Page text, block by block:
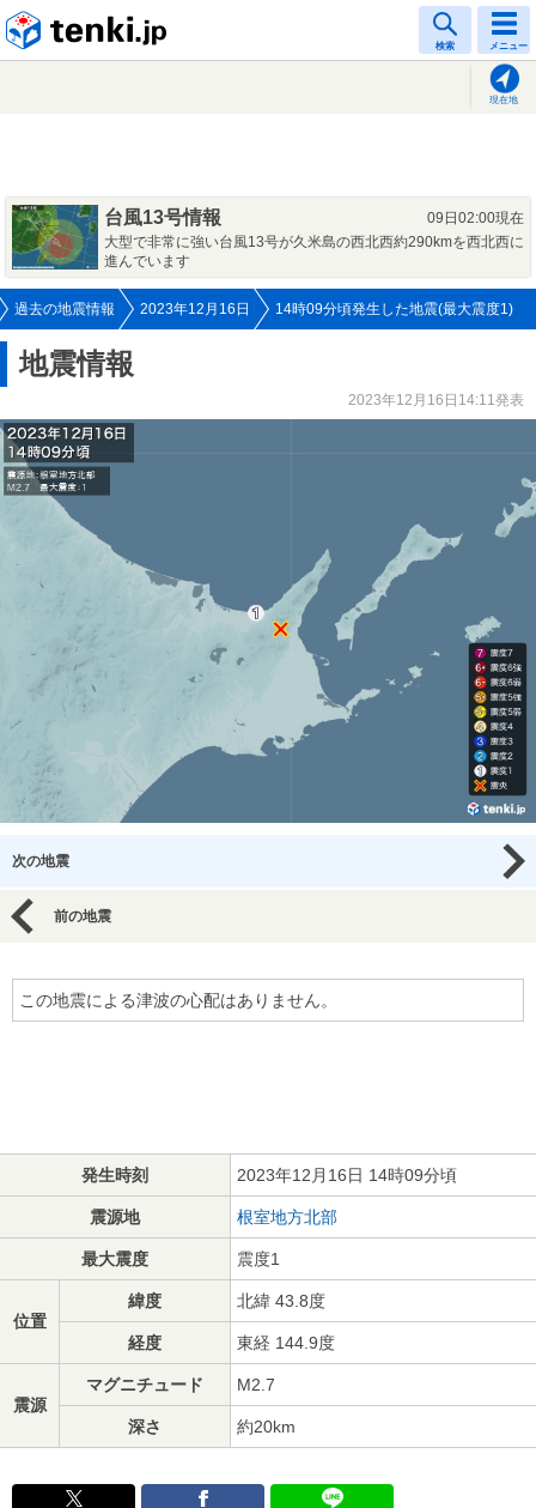
検索 メニュー
現在地
台風13号情報
09日02:00現在
大型で非常に強い台風13号が久米島の西北西約290kmを西北西に
進んでいます
過去の地震情報 2023年12月16日 14時09分頃発生した地震(最大震度1)
地震情報
2023年12月16日14:11発表
次の地震
前の地震
この地震による津波の心配はありません。
発生時刻 2023年12月16日 14時09分頃
震源地 根室地方北部
最大震度 震度1
位置
緯度 北緯 43.8度
経度 東経 144.9度
震源
マグニチュード M2.7
深さ 約20km